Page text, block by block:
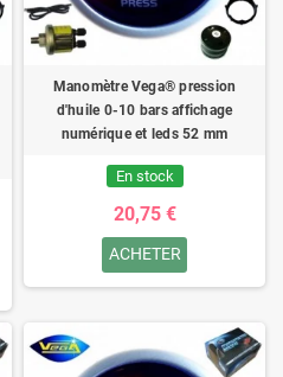
Manomètre Vega® pression
d'huile 0-10 bars affichage
numérique et leds 52 mm
En stock
20,75 €
ACHETER